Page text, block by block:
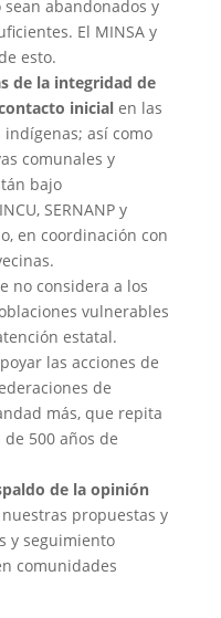
sean abandonados y
El MINSA y
esto.
de la integridad de
inicialen las
así como
comunales y
bajo
SERNANP y
en coordinación con
no considera a los
vulnerables
estatal.
las acciones de
de
más, que repita
500 años de
de la opinión
propuestas y
y seguimiento
comunidades